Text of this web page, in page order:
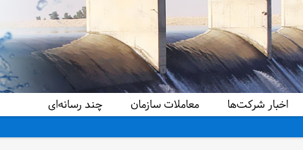
اخبار شرکت‌ها معاملات سازمان چند رسانه‌ای